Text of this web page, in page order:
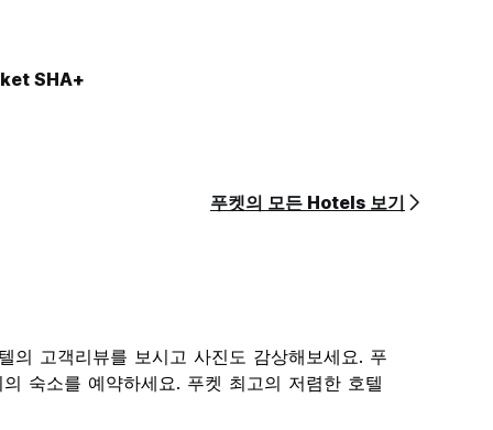
SHA+
푸켓의 모든 Hotels 보기
의 고객리뷰를 보시고 사진도 감상해보세요. 푸
숙소를 예약하세요. 푸켓 최고의 저렴한 호텔